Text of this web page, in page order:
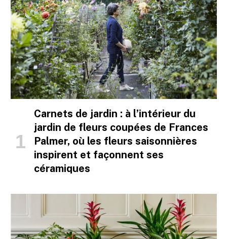
Carnets de jardin : à l’intérieur du
jardin de fleurs coupées de Frances
Palmer, où les fleurs saisonnières
inspirent et façonnent ses
céramiques